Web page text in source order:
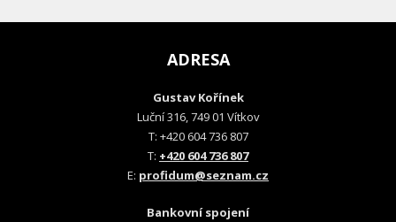
ADRESA
Gustav Kořínek
Luční 316, 749 01 Vítkov
T: +420 604 736 807
T: +420 604 736 807
E: profidum@seznam.cz
Bankovní spojení